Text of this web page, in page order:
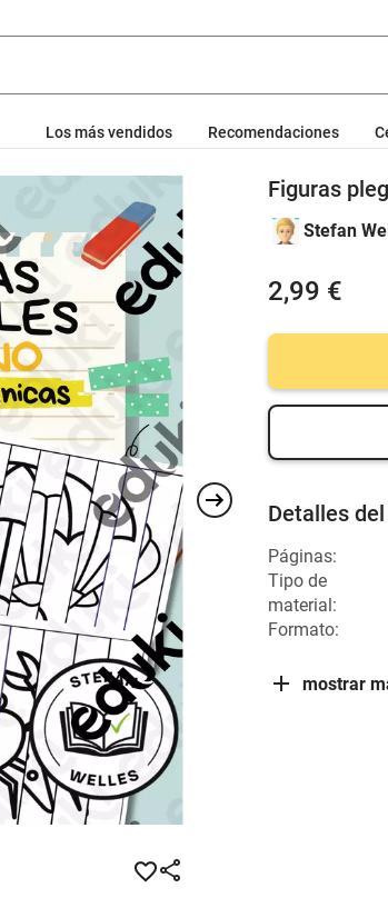
Los más vendidos Recomendaciones
Figuras
Stefan
2,99 €
Detalles
Páginas:
Tipo de
material:
Formato:
mostrar